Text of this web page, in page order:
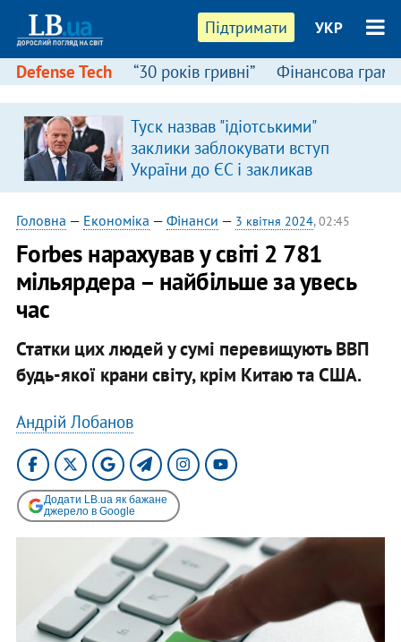
Підтримати УКР
Defense Tech “30 років гривні” Фінансова
Туск назвав "ідіотськими"
заклики заблокувати вступ
України до ЄС і закликав
припинити антиукраїнську
риторику
Головна — Економіка — Фінанси — 3 квітня 2024, 02:45
Forbes нарахував у світі 2 781
мільярдера – найбільше за увесь
час
Статки цих людей у сумі перевищують ВВП
будь-якої крани світу, крім Китаю та США.
Андрій Лобанов
Додати LB.ua як бажане
джерело в Google